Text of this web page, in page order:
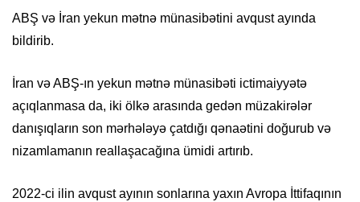
ABŞ və İran yekun mətnə münasibətini avqust ayında
bildirib.
İran və ABŞ-ın yekun mətnə münasibəti ictimaiyyətə
açıqlanmasa da, iki ölkə arasında gedən müzakirələr
danışıqların son mərhələyə çatdığı qənaətini doğurub və
nizamlamanın reallaşacağına ümidi artırıb.
2022-ci ilin avqust ayının sonlarına yaxın Avropa İttifaqının